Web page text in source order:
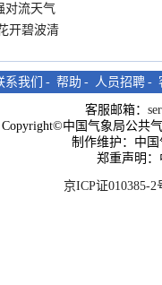
对流天气
开碧波清
系我们 - 帮助 - 人员招聘 -
客服邮箱：
Copyright©中国气象局公共
制作维护：中
郑重声明
京ICP证010385-2